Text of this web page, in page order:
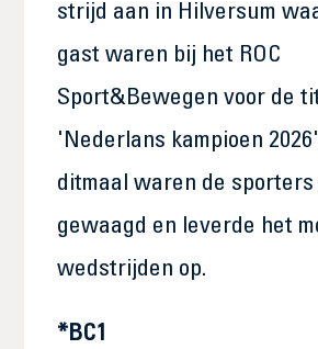
strijd aan in Hilversum
gast waren bij het ROC
Sport&Bewegen voor de
'Nederlans kampioen
ditmaal waren de
gewaagd en leverde het
wedstrijden op.
*BC1